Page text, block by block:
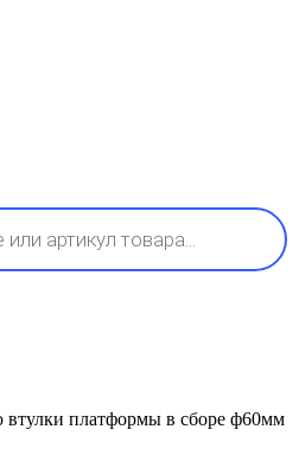
втулки платформы в сборе ф60мм